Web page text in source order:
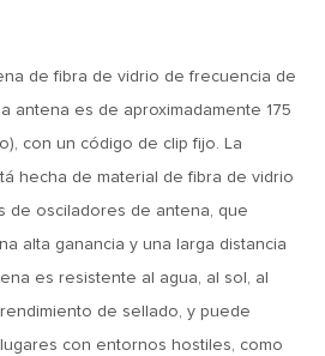
de fibra de vidrio de frecuencia de
antena es de aproximadamente 175
con un código de clip fijo. La
hecha de material de fibra de vidrio
de osciladores de antena, que
alta ganancia y una larga distancia
es resistente al agua, al sol, al
de sellado, y puede
con entornos hostiles, como